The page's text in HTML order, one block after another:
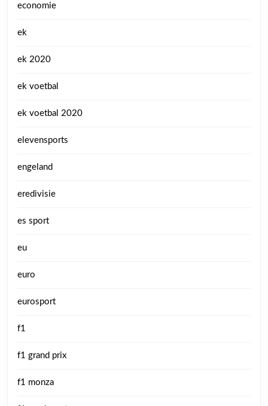
economie
ek
ek 2020
ek voetbal
ek voetbal 2020
elevensports
engeland
eredivisie
es sport
eu
euro
eurosport
f1
f1 grand prix
f1 monza